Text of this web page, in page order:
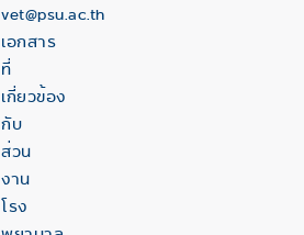
vet@psu.ac.th
เอกสาร
ที่
เกี่ยวข้อง
กับ
ส่วน
งาน
โรง